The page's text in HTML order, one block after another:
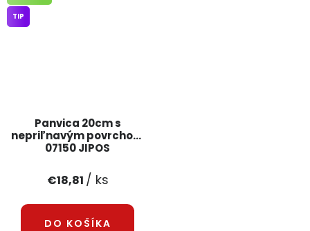
Panvica 20cm s
nepriľnavým povrchom
07150 JIPOS
TIP
€18,81 / ks
DO KOŠÍKA